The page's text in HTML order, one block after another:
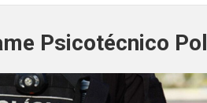
Psicotécnico